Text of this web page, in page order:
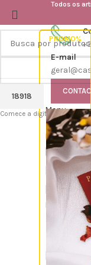
Todos os
E-mail
Entrar /
0Lista
Menu
Menu
PROMO%
Comece a digitar para ver